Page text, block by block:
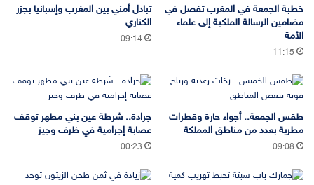
خطبة الجمعة في المغرب تفصل في
مضامين الرسالة الملكية إلى علماء
الأمة
11:15
تبادل أمني بين المغرب وإسبانيا بجزر
الكناري
09:14
طقس الجمعة.. أجواء حارة وقطرات
مطرية بعدد من مناطق المملكة
09:08
جرادة.. شرطة عين بني مطهر توقف
عصابة إجرامية في ظرف وجيز
00:23